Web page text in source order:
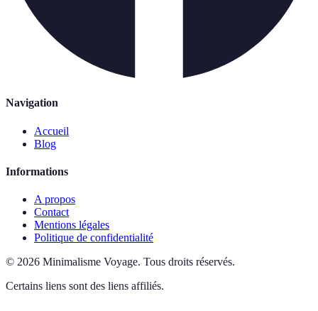
Navigation
Accueil
Blog
Informations
A propos
Contact
Mentions légales
Politique de confidentialité
© 2026 Minimalisme Voyage. Tous droits réservés.
Certains liens sont des liens affiliés.